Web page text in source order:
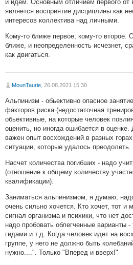
и идем. Основным отличием первого от
является восприятие дисциплины как
интересов коллектива над личными.
Кому-то ближе первое, кому-то второе.
ближе, и неопределенность исчезнет,
как двигаться.
MounTaurie , 26.08.2021 15:30
Альпинизм - обьективно опасное
факторов риска (недостаточная
обьективные, на которые человек
оценить, но иногда ошибается в оценке.
важен опыт восхождений в разных
ситуации, которые удалось преодолеть.
Насчет количества погибших - надо
(отношение к общему количеству
квалификации).
Заниматься альпинизмом, я думаю,
очень сильно хочется. Кто хочет, тот
сигнал организма и психики, что нет
надо пробовать облегченные варианты
гидами и т.д. Когда человек идет на
группе, у него не должно быть
нужно....". Только "Вперед и вверх!"